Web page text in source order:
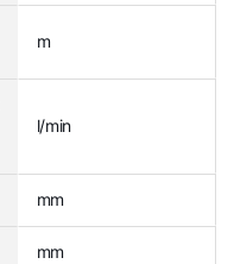
m
l/min
mm
mm